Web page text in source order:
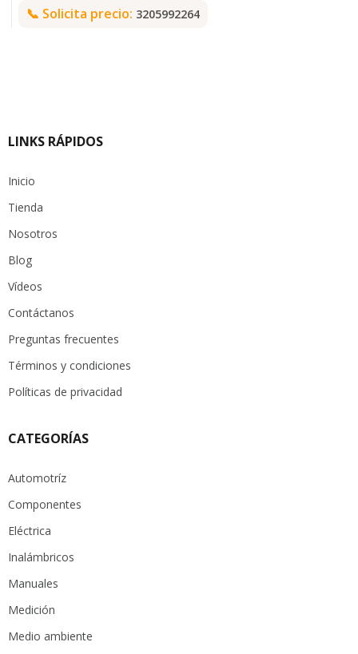
📞 Solicita precio: 3205992264
LINKS RÁPIDOS
Inicio
Tienda
Nosotros
Blog
Vídeos
Contáctanos
Preguntas frecuentes
Términos y condiciones
Políticas de privacidad
CATEGORÍAS
Automotríz
Componentes
Eléctrica
Inalámbricos
Manuales
Medición
Medio ambiente